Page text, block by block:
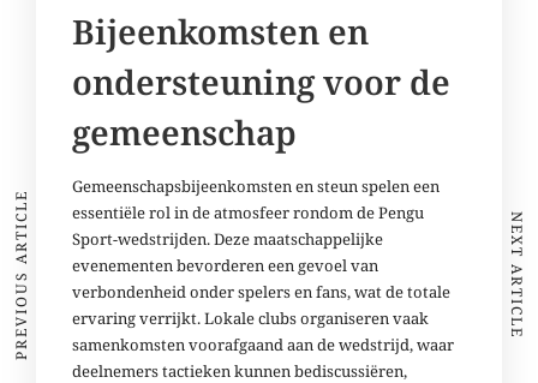
Bijeenkomsten en
ondersteuning voor de
gemeenschap
Gemeenschapsbijeenkomsten en steun spelen een
essentiële rol in de atmosfeer rondom de Pengu
Sport-wedstrijden. Deze maatschappelijke
evenementen bevorderen een gevoel van
verbondenheid onder spelers en fans, wat de totale
ervaring verrijkt. Lokale clubs organiseren vaak
samenkomsten voorafgaand aan de wedstrijd, waar
deelnemers tactieken kunnen bediscussiëren,
PREVIOUS ARTICLE NEXT ARTICLE